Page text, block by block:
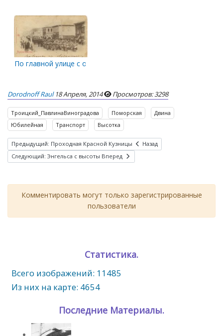
По главной улице с оркестром
Dorodnoff Raul 18 Апреля, 2014 Просмотров: 3298
Троицкий_ПавлинаВиноградова Поморская
Двина
Юбилейная
Транспорт Высотка
Предыдущий: Проходная Красной Кузницы
Назад
Следующий: Энгельса с высоты Вперед
Комментировать могут только зарегистрированные
пользователи
Статистика.
Всего изображений: 11485
Из них на карте: 4654
Последние Материалы.